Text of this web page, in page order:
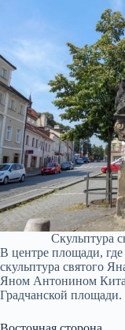
Скульптура
В центре площади, где
скульптура святого
Яном Антонином
Градчанской площади.